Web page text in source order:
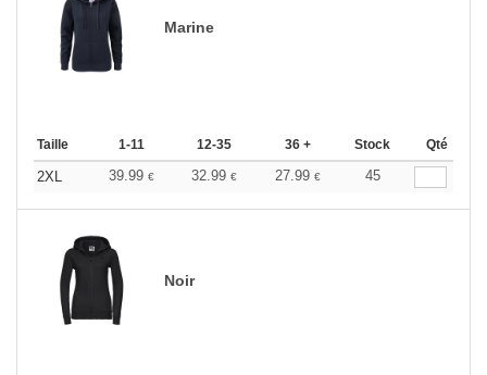
Marine
Taille 1-11 12-35 36 + Stock Qté
2XL 39.99 € 32.99 € 27.99 € 45
Noir